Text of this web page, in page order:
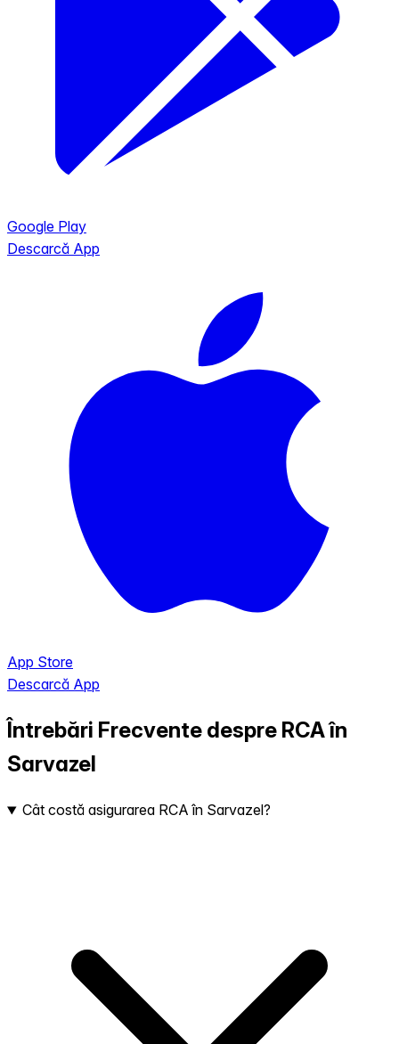
Google Play
Descarcă App
App Store
Descarcă App
Întrebări Frecvente despre RCA în
Sarvazel
Cât costă asigurarea RCA în Sarvazel?